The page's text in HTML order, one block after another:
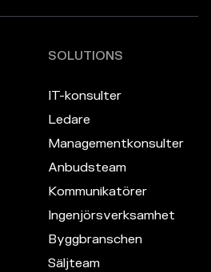
SOLUTIONS
IT-konsulter
Ledare
Managementkonsulter
Anbudsteam
Kommunikatörer
Ingenjörsverksamhet
Byggbranschen
Säljteam